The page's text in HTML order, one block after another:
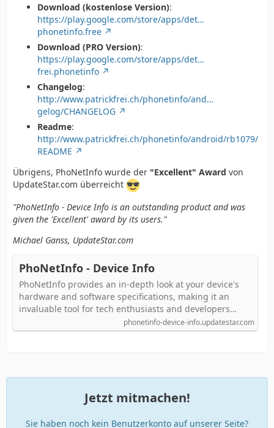
Download (kostenlose Version):
https://play.google.com/store/apps/det…
phonetinfo.free
Download (PRO Version):
https://play.google.com/store/apps/det…
frei.phonetinfo
Changelog:
http://www.patrickfrei.ch/phonetinfo/and…
gelog/CHANGELOG
Readme:
http://www.patrickfrei.ch/phonetinfo/android/rb1079/
README
Übrigens, PhoNetInfo wurde der "Excellent" Award von
UpdateStar.com überreicht
"PhoNetInfo - Device Info is an outstanding product and was
given the 'Excellent' award by its users."
Michael Ganss, UpdateStar.com
PhoNetInfo - Device Info
PhoNetInfo provides an in-depth look at your device's
hardware and software specifications, making it an
invaluable tool for tech enthusiasts and developers…
phonetinfo-device-info.updatestar.com
Jetzt mitmachen!
Sie haben noch kein Benutzerkonto auf unserer Seite?